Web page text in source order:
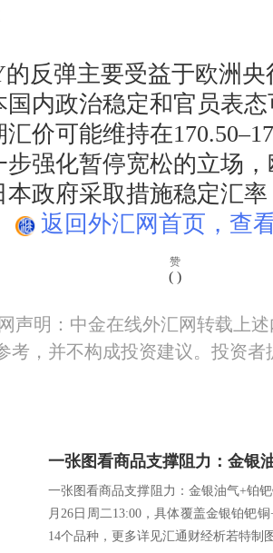
反弹主要受益于欧洲央
国内政治稳定和官员表
价可能维持在
步强化暂停宽松的立场
本政府采取措施稳定汇
返回外汇网首页，查
赞
( )
声明：中金在线外汇网转载上
考，并不构成投资建议。投资
一张图看商品支撑阻力：金银油气+铂
月26日周二13:00，具体覆盖金银铂钯
14个品种，更多详见汇通财经析若特制